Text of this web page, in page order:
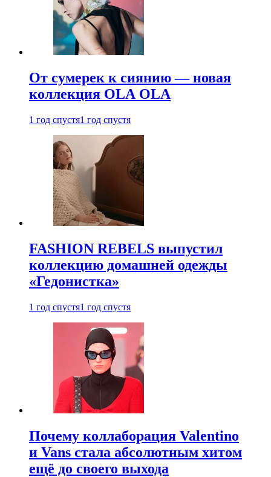
От сумерек к сиянию — новая
коллекция OLA OLA
1 год спустя1 год спустя
FASHION REBELS выпустил
коллекцию домашней одежды
«Гедонистка»
1 год спустя1 год спустя
Почему коллаборация Valentino
и Vans стала абсолютным хитом
ещё до своего выхода